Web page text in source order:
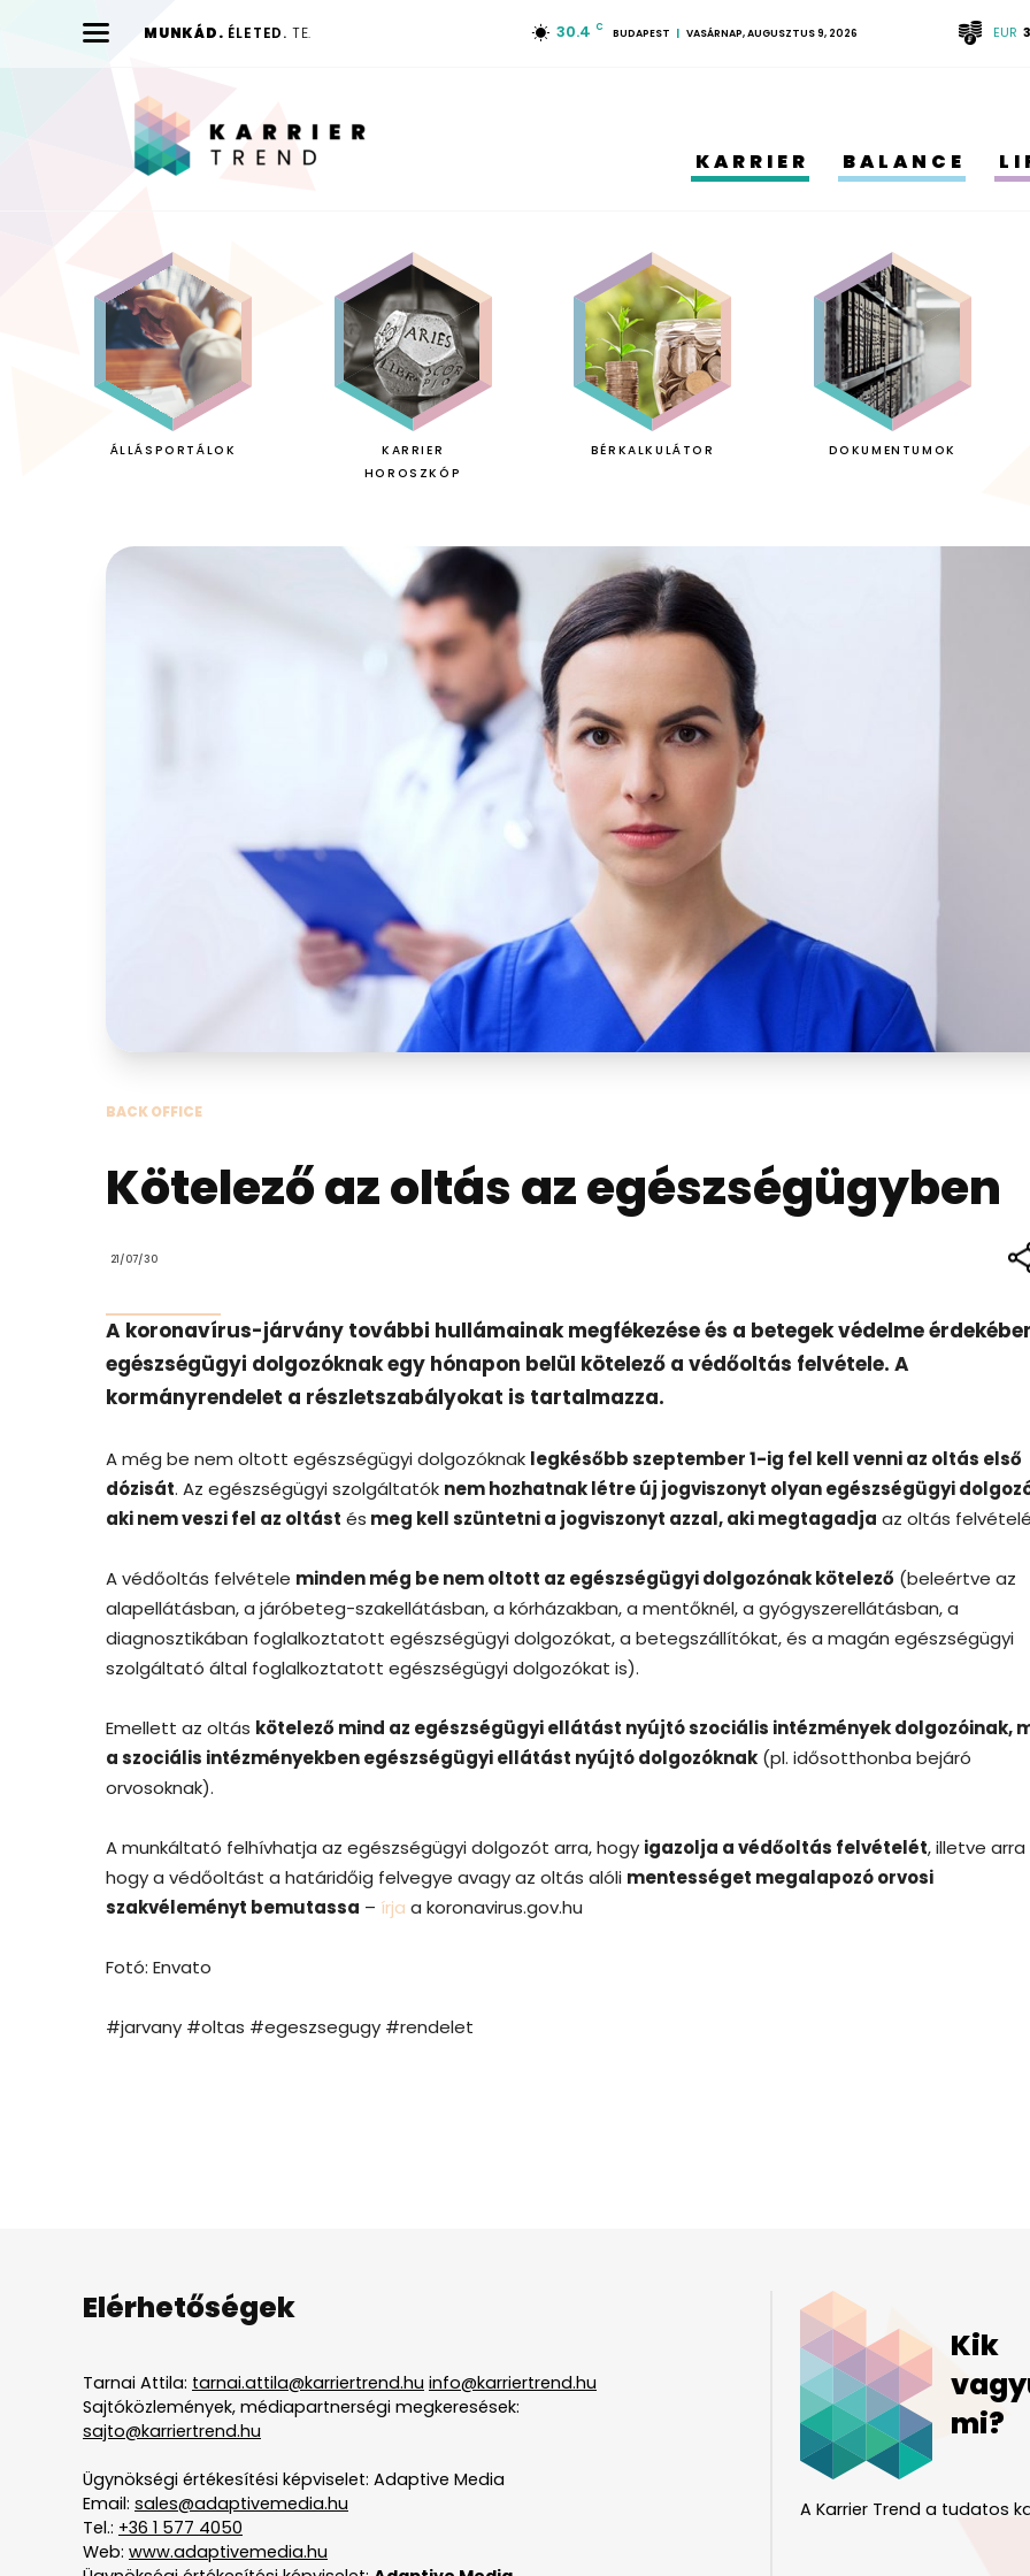
MUNKÁD. ÉLETED. TE. 30.4 C BUDAPEST VASÁRNAP, AUGUSZTUS 9, 2026 EUR
KARRIER BALANCE
ÁLLÁSPORTÁLOK
KARRIER
HOROSZKÓP
BÉRKALKULÁTOR DOKUMENTUMOK
BACK OFFICE
Kötelező az oltás az egészségügyben
21/07/30
A koronavírus-járvány további hullámainak megfékezése és a betegek védelme
egészségügyi dolgozóknak egy hónapon belül kötelező a védőoltás felvétele. A
kormányrendelet a részletszabályokat is tartalmazza.
A még be nem oltott egészségügyi dolgozóknak legkésőbb szeptember 1-ig fel kell venni az oltás első
dózisát. Az egészségügyi szolgáltatók nem hozhatnak létre új jogviszonyt olyan egészségügyi
aki nem veszi fel az oltást és meg kell szüntetni a jogviszonyt azzal, aki megtagadja az oltás
A védőoltás felvétele minden még be nem oltott az egészségügyi dolgozónak kötelező (beleértve az
alapellátásban, a járóbeteg-szakellátásban, a kórházakban, a mentőknél, a gyógyszerellátásban, a
diagnosztikában foglalkoztatott egészségügyi dolgozókat, a betegszállítókat, és a magán egészségügyi
szolgáltató által foglalkoztatott egészségügyi dolgozókat is).
Emellett az oltás kötelező mind az egészségügyi ellátást nyújtó szociális intézmények dolgozóinak,
a szociális intézményekben egészségügyi ellátást nyújtó dolgozóknak (pl. idősotthonba bejáró
orvosoknak).
A munkáltató felhívhatja az egészségügyi dolgozót arra, hogy igazolja a védőoltás felvételét, illetve arra
hogy a védőoltást a határidőig felvegye avagy az oltás alóli mentességet megalapozó orvosi
szakvéleményt bemutassa – írja a koronavirus.gov.hu
Fotó: Envato
#jarvany #oltas #egeszsegugy #rendelet
Elérhetőségek
Tarnai Attila: tarnai.attila@karriertrend.hu info@karriertrend.hu
Sajtóközlemények, médiapartnerségi megkeresések:
sajto@karriertrend.hu
Ügynökségi értékesítési képviselet: Adaptive Media
Email: sales@adaptivemedia.hu
Tel.: +36 1 577 4050
Web: www.adaptivemedia.hu
Kik
mi?
A Karrier Trend a tudatos